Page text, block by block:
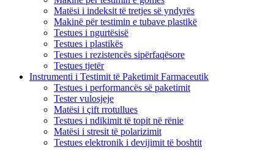
Matësi i indeksit të tretjes së yndyrës
Makinë për testimin e tubave plastikë
Testues i ngurtësisë
Testues i plastikës
Testues i rezistencës sipërfaqësore
Testues tjetër
Instrumenti i Testimit të Paketimit Farmaceutik
Testues i performancës së paketimit
Tester vulosjeje
Matësi i çift rrotullues
Testues i ndikimit të topit në rënie
Matësi i stresit të polarizimit
Testues elektronik i devijimit të boshtit